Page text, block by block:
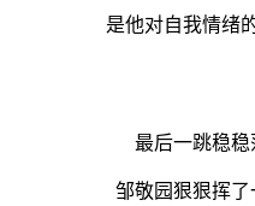
是他对自我情绪
最后一跳稳稳
邹敬园狠狠挥了